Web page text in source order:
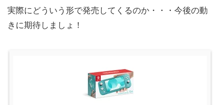
実際にどういう形で発売してくるのか・・・今後の動
きに期待しましょ！